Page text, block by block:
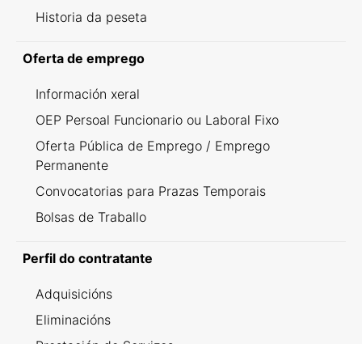
Historia da peseta
Oferta de emprego
Información xeral
OEP Persoal Funcionario ou Laboral Fixo
Oferta Pública de Emprego / Emprego
Permanente
Convocatorias para Prazas Temporais
Bolsas de Traballo
Perfil do contratante
Adquisicións
Eliminacións